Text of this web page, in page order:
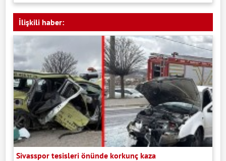
İlişkili haber:
Sivasspor tesisleri önünde korkunç kaza